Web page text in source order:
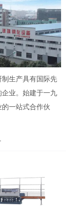
生产具有国际先
业。始建于一九
一站式合作伙